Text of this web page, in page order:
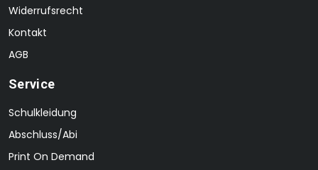
Widerrufsrecht
Kontakt
AGB
Service
Schulkleidung
Abschluss/Abi
Print On Demand